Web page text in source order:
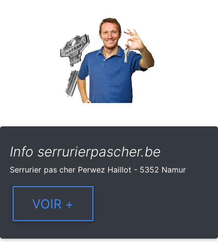
Info serrurierpascher.be
Serrurier pas cher Perwez Haillot - 5352 Namur